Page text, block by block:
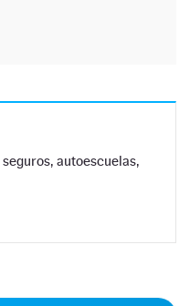
autoescuelas,